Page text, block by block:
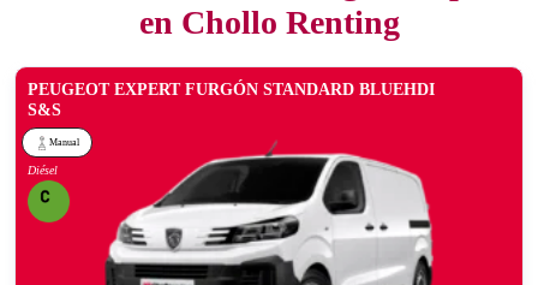
en Chollo Renting
PEUGEOT EXPERT FURGÓN STANDARD BLUEHDI
S&S
Manual
Diésel